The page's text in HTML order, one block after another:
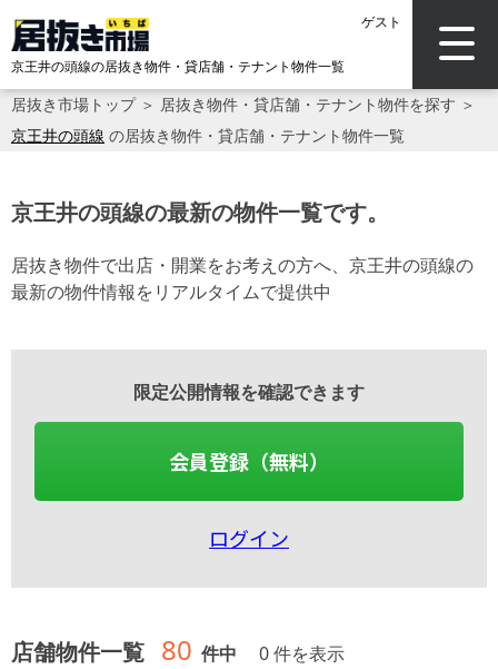
ゲスト
京王井の頭線の居抜き物件・貸店舗・テナント物件一覧
居抜き市場トップ＞ 居抜き物件・貸店舗・テナント物件を探す ＞
京王井の頭線 の居抜き物件・貸店舗・テナント物件一覧
京王井の頭線の最新の物件一覧です。
居抜き物件で出店・開業をお考えの方へ、京王井の頭線の
最新の物件情報をリアルタイムで提供中
限定公開情報を確認できます
会員登録（無料）
ログイン
店舗物件一覧 80 件中 0 件を表示